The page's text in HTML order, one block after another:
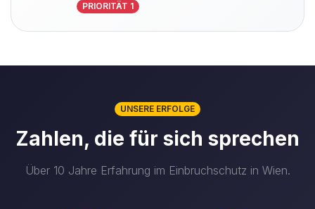
PRIORITÄT 1
UNSERE ERFOLGE
Zahlen, die für sich sprechen
Über 10 Jahre Erfahrung im Einbruchschutz in Wien.